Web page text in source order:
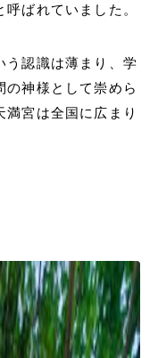
ばれていました。
う認識は薄まり、学
の神様として崇めら
宮は全国に広まり